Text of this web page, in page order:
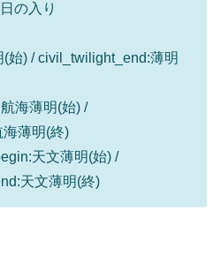
の入り
始) / civil_twilight_end:薄明
海薄明(始) /
薄明(終)
天文薄明(始) /
天文薄明(終)